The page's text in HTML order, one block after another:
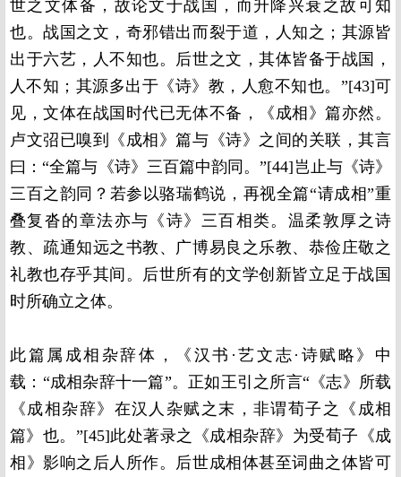
世之文体备，故论文于战国，而升降兴衰之故可知
也。战国之文，奇邪错出而裂于道，人知之；其源皆
出于六艺，人不知也。后世之文，其体皆备于战国，
人不知；其源多出于《诗》教，人愈不知也。”[43]可
见，文体在战国时代已无体不备，《成相》篇亦然。
卢文弨已嗅到《成相》篇与《诗》之间的关联，其言
曰：“全篇与《诗》三百篇中韵同。”[44]岂止与《诗》
三百之韵同？若参以骆瑞鹤说，再视全篇“请成相”重
叠复沓的章法亦与《诗》三百相类。温柔敦厚之诗
教、疏通知远之书教、广博易良之乐教、恭俭庄敬之
礼教也存乎其间。后世所有的文学创新皆立足于战国
时所确立之体。
此篇属成相杂辞体，《汉书·艺文志·诗赋略》中
载：“成相杂辞十一篇”。正如王引之所言“《志》所载
《成相杂辞》在汉人杂赋之末，非谓荀子之《成相
篇》也。”[45]此处著录之《成相杂辞》为受荀子《成
相》影响之后人所作。后世成相体甚至词曲之体皆可